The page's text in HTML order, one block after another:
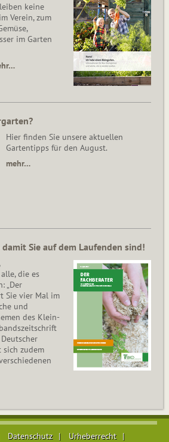
keine
Verein, zum
im Garten
Hier finden Sie unsere aktuellen
Gartentipps für den August.
mehr…
damit Sie auf dem Laufenden sind!
die es
„Der
Sie vier Mal im
und
des Klein­
sich zudem
Datenschutz Urheberrecht